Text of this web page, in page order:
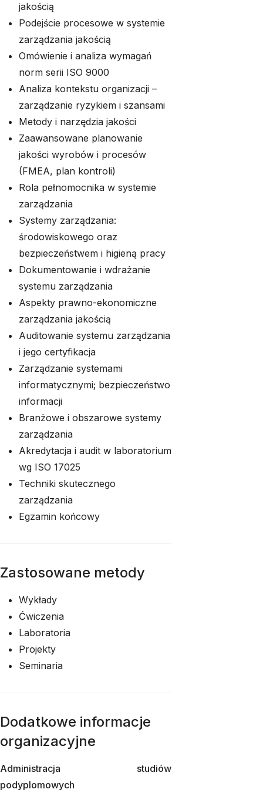
jakością
Podejście procesowe w systemie
zarządzania jakością
Omówienie i analiza wymagań
norm serii ISO 9000
Analiza kontekstu organizacji –
zarządzanie ryzykiem i szansami
Metody i narzędzia jakości
Zaawansowane planowanie
jakości wyrobów i procesów
(FMEA, plan kontroli)
Rola pełnomocnika w systemie
zarządzania
Systemy zarządzania:
środowiskowego oraz
bezpieczeństwem i higieną pracy
Dokumentowanie i wdrażanie
systemu zarządzania
Aspekty prawno-ekonomiczne
zarządzania jakością
Auditowanie systemu zarządzania
i jego certyfikacja
Zarządzanie systemami
informatycznymi; bezpieczeństwo
informacji
Branżowe i obszarowe systemy
zarządzania
Akredytacja i audit w laboratorium
wg ISO 17025
Techniki skutecznego
zarządzania
Egzamin końcowy
Zastosowane metody
Wykłady
Ćwiczenia
Laboratoria
Projekty
Seminaria
Dodatkowe informacje
organizacyjne
Administracja studiów
podyplomowych